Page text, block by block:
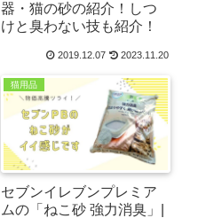
器・猫の砂の紹介！しつ
けと臭わない技も紹介！
2019.12.07 2023.11.20
猫用品
セブンイレブンプレミア
ムの「ねこ砂 強力消臭」|